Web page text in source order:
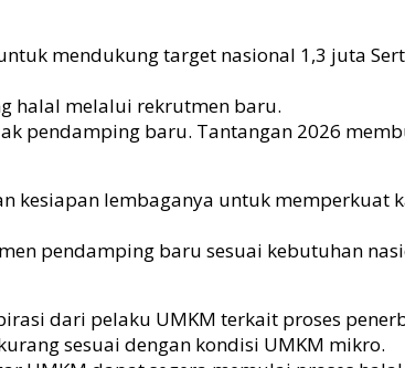
mendukung target nasional 1,3 juta
halal melalui rekrutmen baru.
pendamping baru. Tantangan 2026
kesiapan lembaganya untuk memperkuat
pendamping baru sesuai kebutuhan
dari pelaku UMKM terkait proses
sesuai dengan kondisi UMKM mikro.